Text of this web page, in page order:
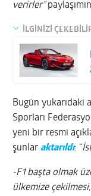
verirler”
İLGİNİZİ
Bugün yukarıdaki
Sporları
yeni bir resmi
şunlar aktarıldı: “
-F1 başta olmak
ülkemize çekilmesi,